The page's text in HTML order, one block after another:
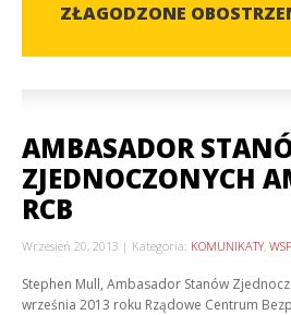
ZŁAGODZONE
AMBASADOR
ZJEDNOCZONYCH
RCB
Wrzesień 20, 2013 Kategoria: KOMUNIKATY,
Stephen Mull, Ambasador Stanów
września 2013 roku Rządowe Centrum